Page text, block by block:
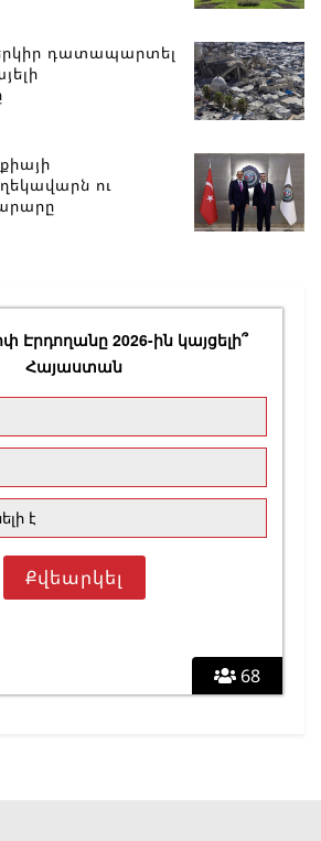
դատապարտել
ու
68
Էրդողանը 2026-ին կայցելի՞
Հայաստան
է